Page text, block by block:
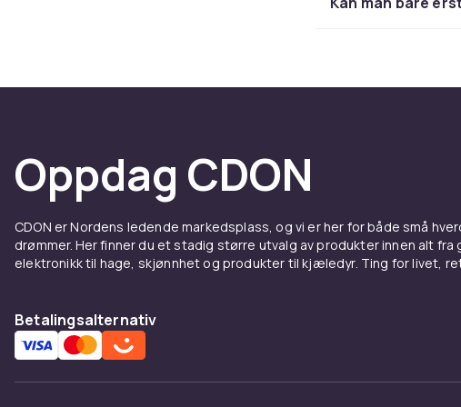
Ikke alle
om kvelden, andre
Oppdag CDON
CDON er Nordens ledende markedsplass, og vi er her for både små
drømmer. Her finner du et stadig større utvalg av produkter innen alt fra
elektronikk til hage, skjønnhet og produkter til kjæledyr. Ting for livet,
Betalingsalternativ